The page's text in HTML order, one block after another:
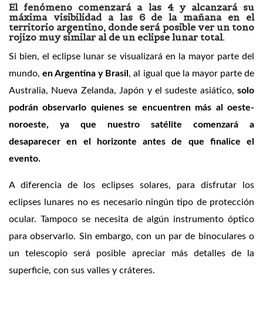
El fenómeno comenzará a las 4 y alcanzará su
máxima visibilidad a las 6 de la mañana en el
territorio argentino, donde será posible ver un tono
rojizo muy similar al de un eclipse lunar total.
Si bien, el eclipse lunar se visualizará en la mayor parte del
mundo, en Argentina y Brasil , al igual que la mayor parte de
Australia, Nueva Zelanda, Japón y el sudeste asiático, solo
podrán observarlo quienes se encuentren más al oeste-
noroeste, ya que nuestro satélite comenzará a
desaparecer en el horizonte antes de que finalice el
evento.
A diferencia de los eclipses solares, para disfrutar los
eclipses lunares no es necesario ningún tipo de protección
ocular. Tampoco se necesita de algún instrumento óptico
para observarlo. Sin embargo, con un par de binoculares o
un telescopio será posible apreciar más detalles de la
superficie, con sus valles y cráteres.